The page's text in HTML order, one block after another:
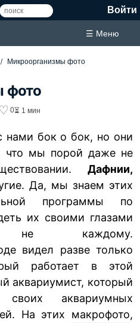
Войти
☰ Меню
Микроорганизмы фото
фото
0⏳ 1 мин
нами бок о бок, но они
что мы порой даже не
Дафнии,
Да, мы знаем этих
программы по
их своими глазами
не каждому.
видел разве только
работает в этой
аквариумист, который
аквариумных
На этих макрофото,